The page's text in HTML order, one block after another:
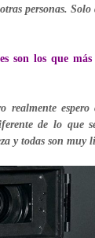
personas.
son los que
espero
de lo que
y todas son muy